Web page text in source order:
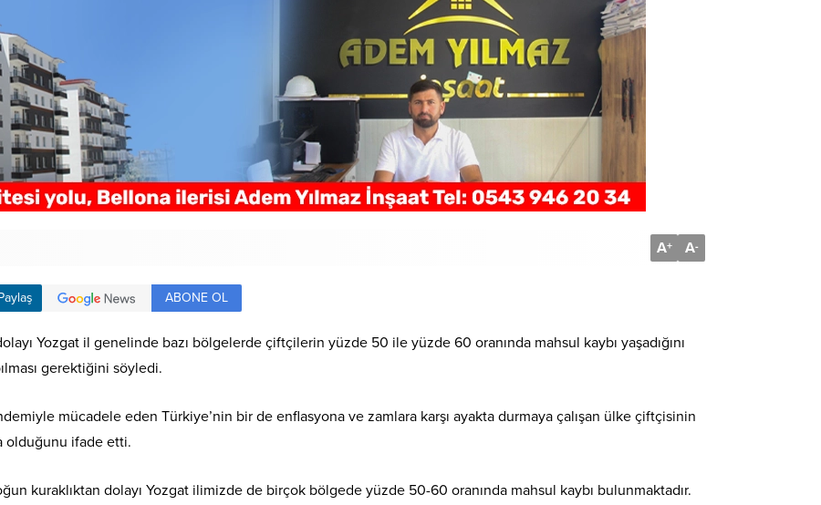
A+ A-
ABONE OL
Yozgat il genelinde bazı bölgelerde çiftçilerin yüzde 50 ile yüzde 60 oranında mahsul kaybı yaşadığını
gerektiğini söyledi.
mücadele eden Türkiye’nin bir de enflasyona ve zamlara karşı ayakta durmaya çalışan ülke çiftçisinin
olduğunu ifade etti.
kuraklıktan dolayı Yozgat ilimizde de birçok bölgede yüzde 50-60 oranında mahsul kaybı bulunmaktadır.